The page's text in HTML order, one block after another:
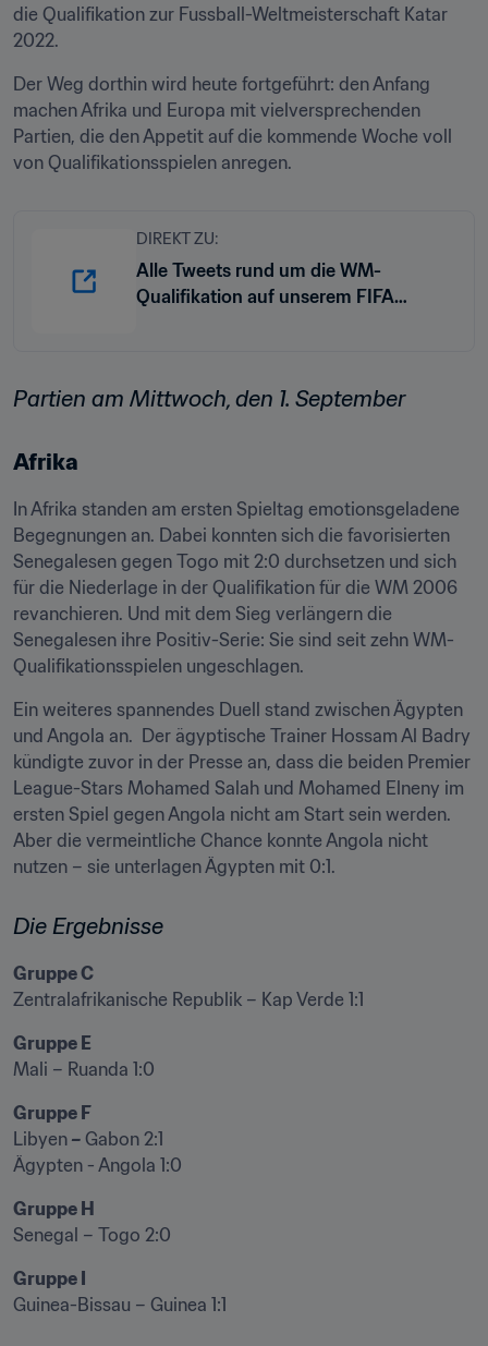
die Qualifikation zur Fussball-Weltmeisterschaft Katar
2022.
Der Weg dorthin wird heute fortgeführt: den Anfang
machen Afrika und Europa mit vielversprechenden
Partien, die den Appetit auf die kommende Woche voll
von Qualifikationsspielen anregen.
DIREKT ZU:
Alle Tweets rund um die WM-
Qualifikation auf unserem FIFA
Partien am Mittwoch, den 1. September
Afrika
In Afrika standen am ersten Spieltag emotionsgeladene
Begegnungen an. Dabei konnten sich die favorisierten
Senegalesen gegen Togo mit 2:0 durchsetzen und sich
für die Niederlage in der Qualifikation für die WM 2006
revanchieren. Und mit dem Sieg verlängern die
Senegalesen ihre Positiv-Serie: Sie sind seit zehn WM-
Qualifikationsspielen ungeschlagen.
Ein weiteres spannendes Duell stand zwischen Ägypten
und Angola an.  Der ägyptische Trainer Hossam Al Badry
kündigte zuvor in der Presse an, dass die beiden Premier
League-Stars Mohamed Salah und Mohamed Elneny im
ersten Spiel gegen Angola nicht am Start sein werden.
Aber die vermeintliche Chance konnte Angola nicht
nutzen – sie unterlagen Ägypten mit 0:1.
Die Ergebnisse
Zentralafrikanische Republik – Kap Verde 1:1
Mali – Ruanda 1:0
Libyen – Gabon 2:1
Ägypten - Angola 1:0
Senegal – Togo 2:0
Guinea-Bissau – Guinea 1:1